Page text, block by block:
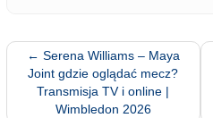
← Serena Williams – Maya
Joint gdzie oglądać mecz?
Transmisja TV i online |
Wimbledon 2026